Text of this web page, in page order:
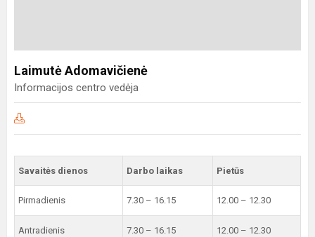
Laimutė Adomavičienė
Informacijos centro vedėja
Savaitės dienos Darbo laikas Pietūs
Pirmadienis 7.30 – 16.15 12.00 – 12.30
Antradienis 7.30 – 16.15 12.00 – 12.30